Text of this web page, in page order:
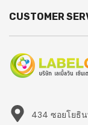
CUSTOMER
434 ซอยโยธิ